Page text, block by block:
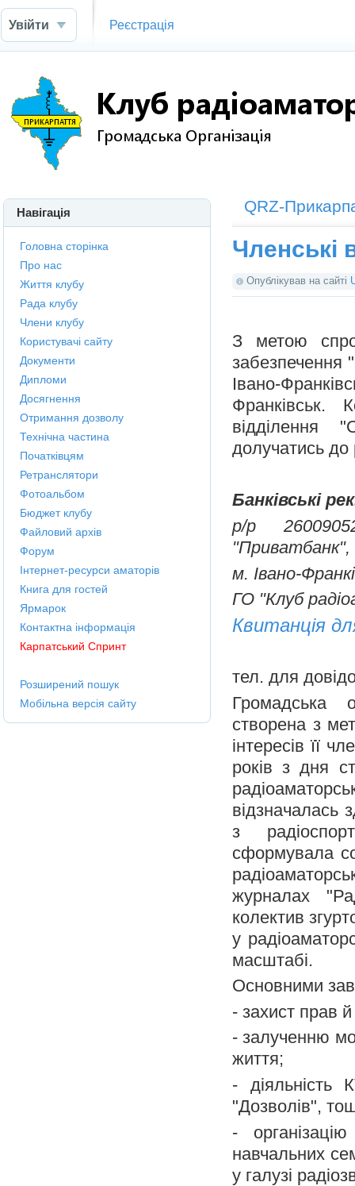
Увійти Реєстрація
QRZ-
Членські
Опублікував на сайті
З метою
забезпечення
Івано-
Франківськ.
відділення
долучатись до
Банківські
р/р
"Приватбанк",
м. Івано-
ГО "Клуб
Квитанція
тел. для
Громадська
створена з
інтересів її
років з дня
відзначалась
з
сформувала
журналах
колектив
у
масштабі.
Основними
- захист прав й
- залученню
життя;
-
"Дозволів",
-
навчальних
у галузі
Навігація
Головна сторінка
Про нас
Життя клубу
Рада клубу
Члени клубу
Користувачі сайту
Документи
Дипломи
Досягнення
Отримання дозволу
Технічна частина
Початківцям
Ретранслятори
Фотоальбом
Бюджет клубу
Файловий архів
Форум
Інтернет-ресурси аматорів
Книга для гостей
Ярмарок
Контактна інформація
Карпатський Спринт
Розширений пошук
Мобільна версія сайту